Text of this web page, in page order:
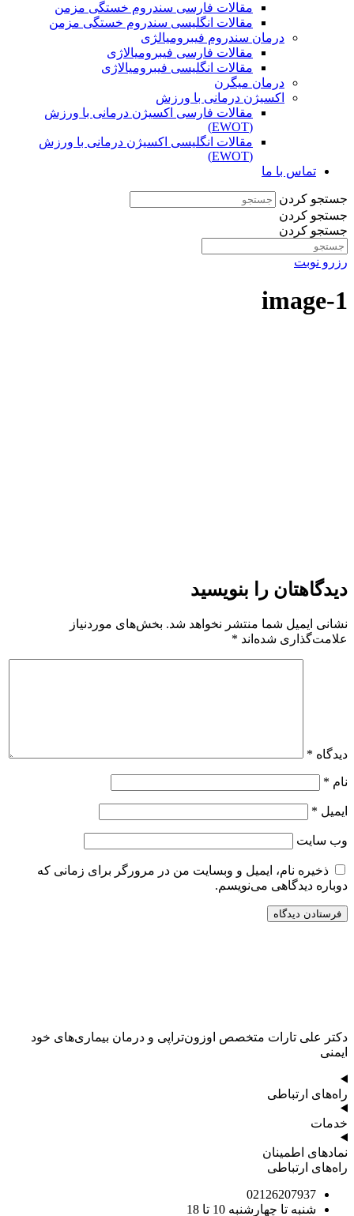
مقالات فارسی سندروم خستگی مزمن
مقالات انگلیسی سندروم خستگی مزمن
درمان سندروم فیبرومیالژی
مقالات فارسی فیبرومیالاژی
مقالات انگلیسی فیبرومیالاژی
درمان میگرن
اکسیژن درمانی با ورزش
مقالات فارسی اکسیژن درمانی با ورزش
(EWOT)
مقالات انگلیسی اکسیژن درمانی با ورزش
(EWOT)
تماس با ما
جستجو کردن
جستجو کردن
جستجو کردن
رزرو نوبت
image-1
دیدگاهتان را بنویسید
نشانی ایمیل شما منتشر نخواهد شد. بخش‌های موردنیاز
علامت‌گذاری شده‌اند *
دیدگاه *
نام *
ایمیل *
وب‌ سایت
ذخیره نام، ایمیل و وبسایت من در مرورگر برای زمانی که
دوباره دیدگاهی می‌نویسم.
دکتر علی تارات متخصص اوزون‌تراپی و درمان بیماری‌های خود
ایمنی
راه‌های ارتباطی
خدمات
نمادهای اطمینان
راه‌های ارتباطی
02126207937
شنبه تا چهارشنبه 10 تا 18